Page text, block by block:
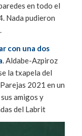
en todo el
Nada pudieron
con una dos
. Aldabe-Azpiroz
la txapela del
2021 en un
amigos y
del Labrit